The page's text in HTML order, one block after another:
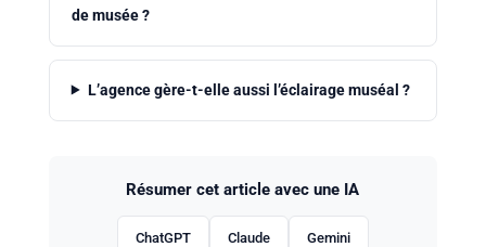
de musée ?
L’agence gère-t-elle aussi l’éclairage muséal ?
Résumer cet article avec une IA
ChatGPT Claude Gemini